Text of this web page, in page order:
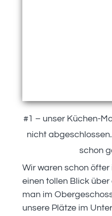
#1 – unser Küchen-
nicht
schon
Wir waren schon öfter
einen tollen Blick
man im
unsere Plätze im